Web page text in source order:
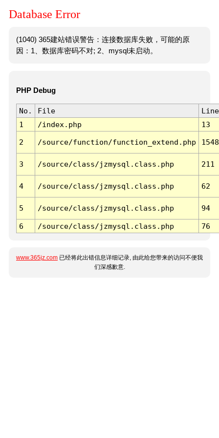
Database Error
(1040) 365建站错误警告：连接数据库失败，可能的原
因：1、数据库密码不对; 2、mysql未启动。
PHP Debug
No. File
Line
1
/index.php 13
2 /source/function/function_extend.php 1548
3 /source/class/jzmysql.class.php 211
4 /source/class/jzmysql.class.php 62
5 /source/class/jzmysql.class.php 94
6 /source/class/jzmysql.class.php 76
www.365jz.com 已经将此出错信息详细记录, 由此给您带来的访问不便我
们深感歉意.